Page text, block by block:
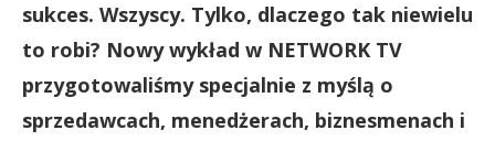
sukces. Wszyscy. Tylko, dlaczego tak niewielu
to robi? Nowy wykład w NETWORK TV
przygotowaliśmy specjalnie z myślą o
sprzedawcach, menedżerach, biznesmenach i